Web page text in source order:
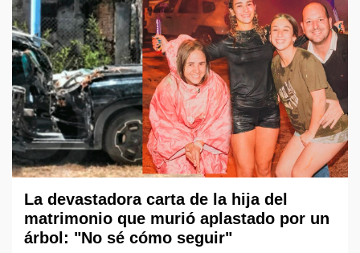
La devastadora carta de la hija del
matrimonio que murió aplastado por un
árbol: "No sé cómo seguir"